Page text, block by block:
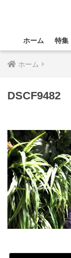
ホーム 特集
ホーム
DSCF9482